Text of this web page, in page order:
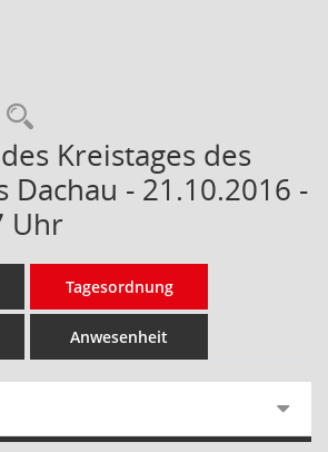
Kreistages des
Dachau - 21.10.2016 -
Uhr
Tagesordnung
Anwesenheit